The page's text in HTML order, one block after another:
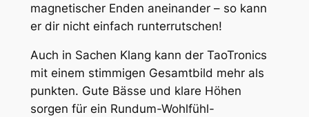
magnetischer Enden aneinander – so kann
er dir nicht einfach runterrutschen!
Auch in Sachen Klang kann der TaoTronics
mit einem stimmigen Gesamtbild mehr als
punkten. Gute Bässe und klare Höhen
sorgen für ein Rundum-Wohlfühl-